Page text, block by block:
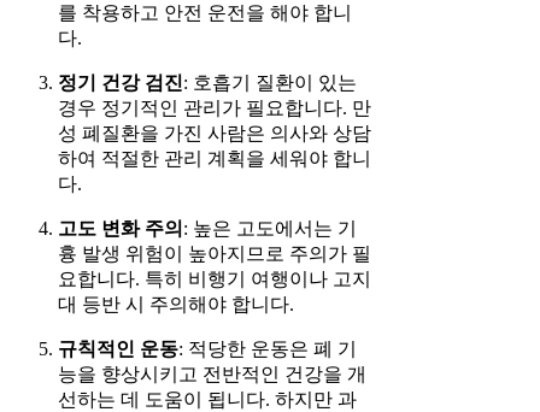
를 착용하고 안전 운전을 해야 합니
다.
정기 건강 검진: 호흡기 질환이 있는
경우 정기적인 관리가 필요합니다. 만
성 폐질환을 가진 사람은 의사와 상담
하여 적절한 관리 계획을 세워야 합니
다.
고도 변화 주의 : 높은 고도에서는 기
흉 발생 위험이 높아지므로 주의가 필
요합니다. 특히 비행기 여행이나 고지
대 등반 시 주의해야 합니다.
규칙적인 운동: 적당한 운동은 폐 기
능을 향상시키고 전반적인 건강을 개
선하는 데 도움이 됩니다. 하지만 과